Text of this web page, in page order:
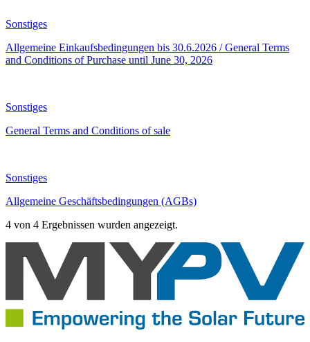
Sonstiges
Allgemeine Einkaufsbedingungen bis 30.6.2026 / General Terms
and Conditions of Purchase until June 30, 2026
Sonstiges
General Terms and Conditions of sale
Sonstiges
Allgemeine Geschäftsbedingungen (AGBs)
4 von 4 Ergebnissen wurden angezeigt.